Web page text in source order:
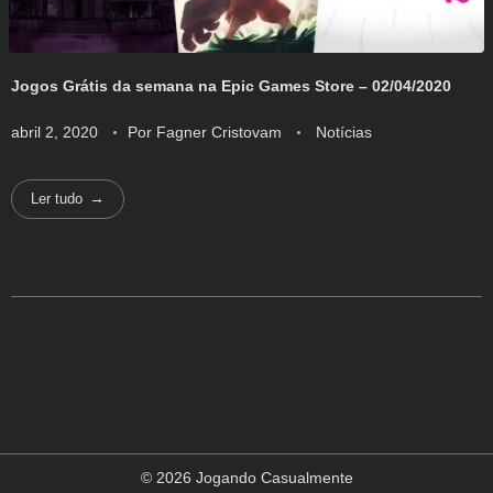
Jogos Grátis da semana na Epic Games Store – 02/04/2020
abril 2, 2020 Por Fagner Cristovam Notícias
Ler tudo
© 2026 Jogando Casualmente